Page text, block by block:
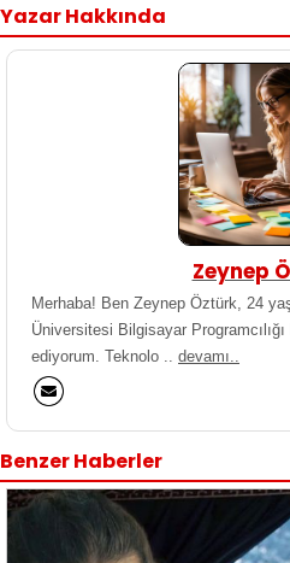
Yazar Hakkında
Zeynep
Merhaba! Ben Zeynep Öztürk, 24
Üniversitesi Bilgisayar
ediyorum. Teknolo .. devamı..
Benzer Haberler